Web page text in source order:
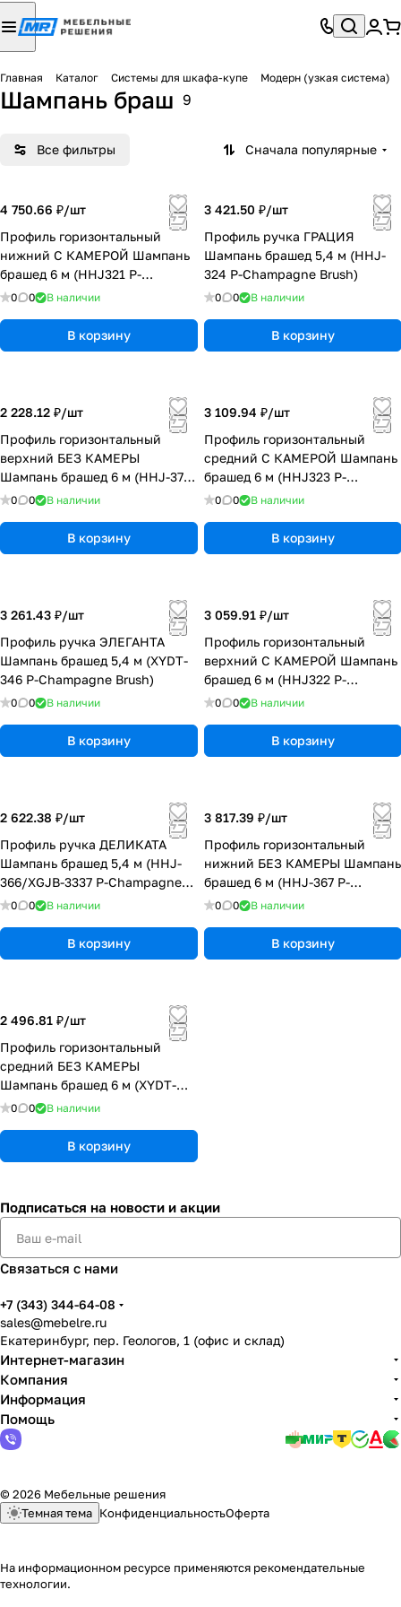
Главная Каталог Системы для шкафа-купе Модерн (узкая система)
Шампань браш 9
Все фильтры Сначала популярные
4 750.66 ₽/шт
Профиль горизонтальный
нижний С КАМЕРОЙ Шампань
брашед 6 м (HHJ321 P-
Champagne Brush) (10)
0 0 В наличии
В корзину
3 421.50 ₽/шт
Профиль ручка ГРАЦИЯ
Шампань брашед 5,4 м (HHJ-
324 P-Champagne Brush)
0 0 В наличии
В корзину
2 228.12 ₽/шт
Профиль горизонтальный
верхний БЕЗ КАМЕРЫ
Шампань брашед 6 м (HHJ-375
P-Champagne Brush) (20)
0 0 В наличии
В корзину
3 109.94 ₽/шт
Профиль горизонтальный
средний С КАМЕРОЙ Шампань
брашед 6 м (HHJ323 P-
Champagne Brush) (16)
0 0 В наличии
В корзину
3 261.43 ₽/шт
Профиль ручка ЭЛЕГАНТА
Шампань брашед 5,4 м (XYDT-
346 P-Champagne Brush)
0 0 В наличии
В корзину
3 059.91 ₽/шт
Профиль горизонтальный
верхний С КАМЕРОЙ Шампань
брашед 6 м (HHJ322 P-
Champagne Brush) (16)
0 0 В наличии
В корзину
2 622.38 ₽/шт
Профиль ручка ДЕЛИКАТА
Шампань брашед 5,4 м (HHJ-
366/XGJB-3337 P-Champagne
Brush)
0 0 В наличии
В корзину
3 817.39 ₽/шт
Профиль горизонтальный
нижний БЕЗ КАМЕРЫ Шампань
брашед 6 м (HHJ-367 P-
Champagne Brush) (10)
0 0 В наличии
В корзину
2 496.81 ₽/шт
Профиль горизонтальный
средний БЕЗ КАМЕРЫ
Шампань брашед 6 м (XYDT-
204L P-Champagne Brush) (16)
0 0 В наличии
В корзину
Подписаться на новости и акции
Связаться с нами
+7 (343) 344-64-08
sales@mebelre.ru
Екатеринбург, пер. Геологов, 1 (офис и склад)
Интернет-магазин
Компания
Информация
Помощь
© 2026 Мебельные решения
Темная тема КонфиденциальностьОферта
На информационном ресурсе применяются рекомендательные
технологии.